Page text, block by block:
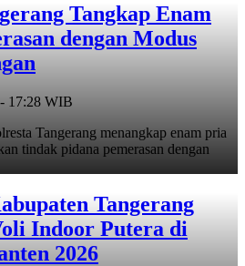
Tangkap Enam
dengan Modus
17:28 WIB
Tangerang menangkap enam pria
tindak pidana pemerasan dengan
Tangerang
Indoor Putera di
2026